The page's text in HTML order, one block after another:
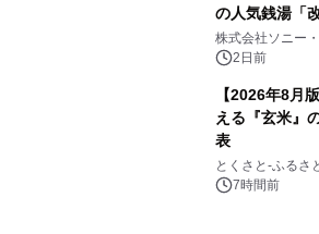
の人気銭湯「
ラボレーショ
ボグッズも発
株式会社ソニー
2日前
【2026年8月
える『玄米』
表
とくさと-ふるさ
7時間前